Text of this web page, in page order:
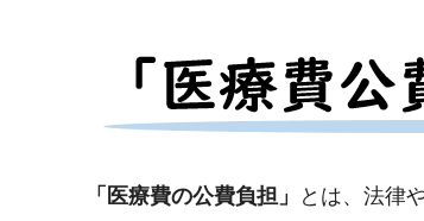
「医療費の公費負担」 とは、法律